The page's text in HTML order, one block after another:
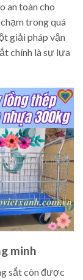
an toàn cho
trong quá
giải pháp vận
chính là sự lựa
minh
sắt còn được